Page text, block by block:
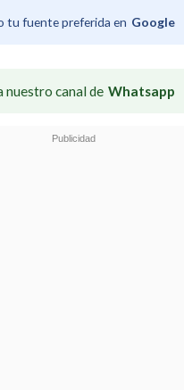
tu fuente preferida en Google
nuestro canal de Whatsapp